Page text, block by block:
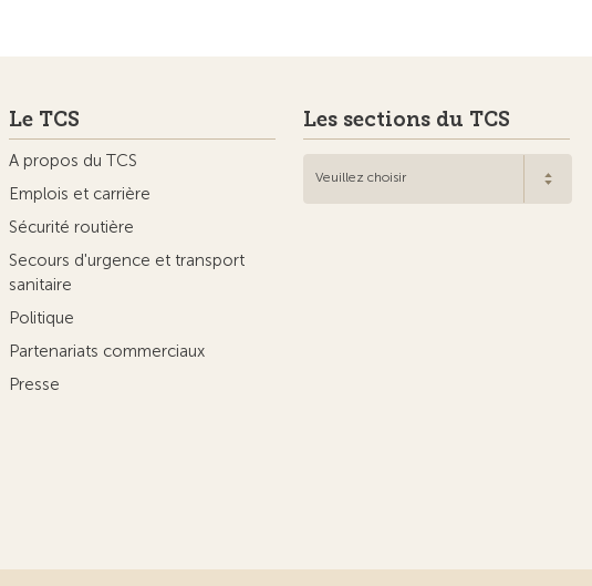
Le TCS
A propos du TCS
Emplois et carrière
Sécurité routière
Secours d'urgence et transport
sanitaire
Politique
Partenariats commerciaux
Presse
Les sections du TCS
Veuillez choisir